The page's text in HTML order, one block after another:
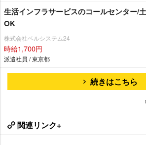
生活インフラサービスのコールセンター/
OK
株式会社ベルシステム24
時給1,700円
派遣社員 / 東京都
続きはこちら
関連リンク+